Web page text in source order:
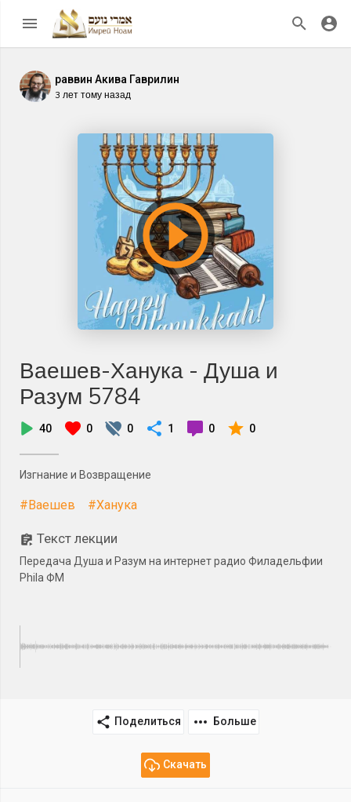
раввин Акива Гаврилин
3 лет тому назад
Ваешев-Ханука - Душа и
Разум 5784
40 0 0 1 0 0
Изгнание и Возвращение
#Ваешев #Ханука
Текст лекции
Передача Душа и Разум на интернет радио Филадельфии
Phila ФМ
Поделиться Больше
Скачать